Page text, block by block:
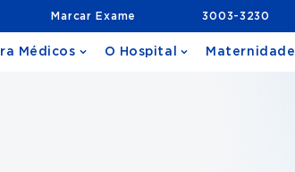
Marcar Exame 3003-3230
Médicos O Hospital Maternidade